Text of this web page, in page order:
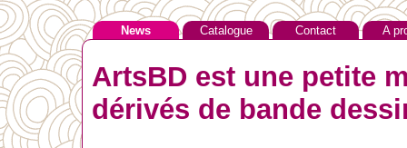
News Catalogue Contact A
ArtsBD est une petite
dérivés de bande